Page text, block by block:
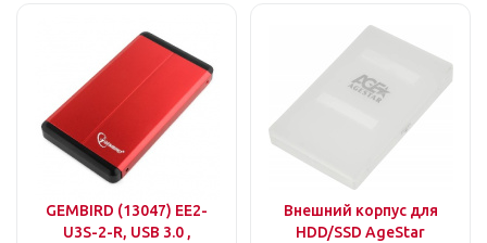
GEMBIRD (13047) EE2-
U3S-2-R, USB 3.0 ,
Внешний корпус для
HDD/SSD AgeStar